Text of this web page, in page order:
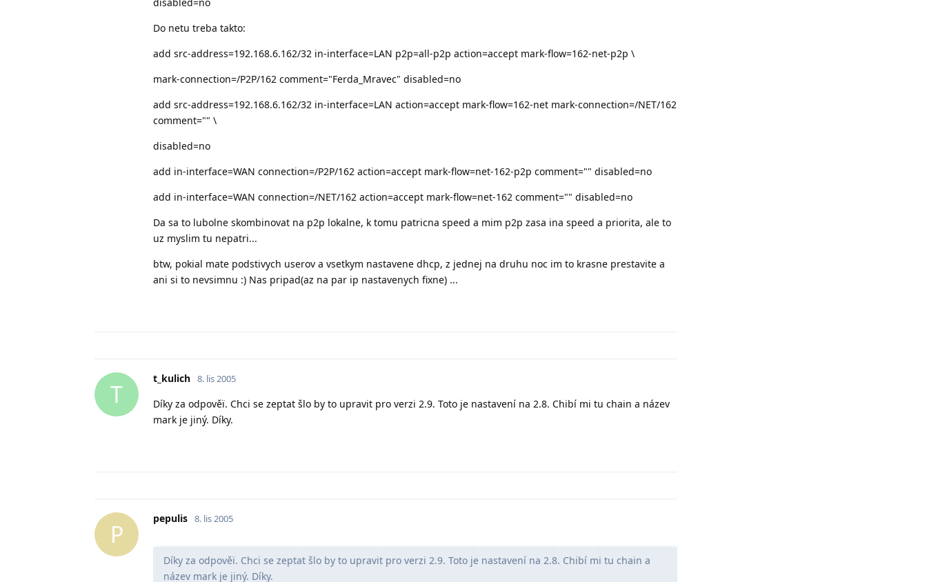
Do netu treba takto:
add src-address=192.168.6.162/32 in-interface=LAN p2p=all-p2p action=accept mark-flow=162-net-p2p \
mark-connection=/P2P/162 comment="Ferda_Mravec" disabled=no
add src-address=192.168.6.162/32 in-interface=LAN action=accept mark-flow=162-net mark-connection=/NET/162
comment="" \
disabled=no
add in-interface=WAN connection=/P2P/162 action=accept mark-flow=net-162-p2p comment="" disabled=no
add in-interface=WAN connection=/NET/162 action=accept mark-flow=net-162 comment="" disabled=no
Da sa to lubolne skombinovat na p2p lokalne, k tomu patricna speed a mim p2p zasa ina speed a priorita, ale to
uz myslim tu nepatri...
btw, pokial mate podstivych userov a vsetkym nastavene dhcp, z jednej na druhu noc im to krasne prestavite a
ani si to nevsimnu :) Nas pripad(az na par ip nastavenych fixne) ...
T
t_kulich 8. lis 2005
Díky za odpověï. Chci se zeptat šlo by to upravit pro verzi 2.9. Toto je nastavení na 2.8. Chibí mi tu chain a název
mark je jiný. Díky.
P
pepulis 8. lis 2005
Díky za odpověï. Chci se zeptat šlo by to upravit pro verzi 2.9. Toto je nastavení na 2.8. Chibí mi tu chain a
název mark je jiný. Díky.